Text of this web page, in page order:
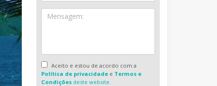
Aceito e estou de acordo com a
Política de privacidade e Termos e
Condições deste website.